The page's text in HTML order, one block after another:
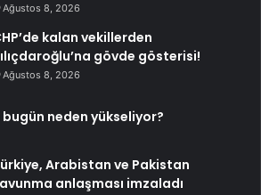
Ağustos 8, 2026
kalan vekillerden
gövde gösterisi!
Ağustos 8, 2026
neden yükseliyor?
Arabistan ve Pakistan
anlaşması imzaladı